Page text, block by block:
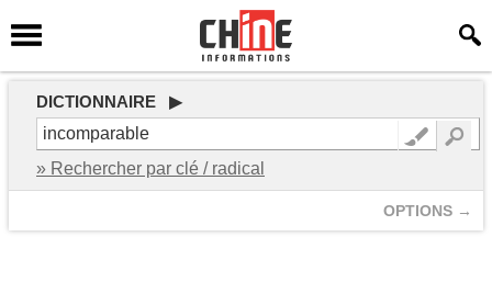
DICTIONNAIRE ▶
» Rechercher par clé / radical
OPTIONS →